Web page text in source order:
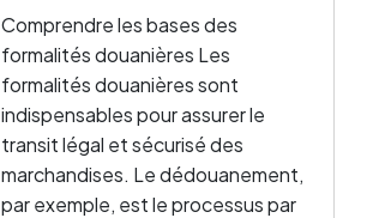
Comprendre les bases des
formalités douanières Les
formalités douanières sont
indispensables pour assurer le
transit légal et sécurisé des
marchandises. Le dédouanement,
par exemple, est le processus par